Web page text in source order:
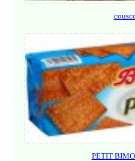
PETIT